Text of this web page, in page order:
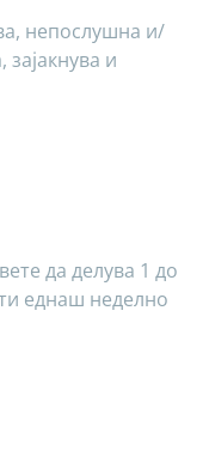
непослушна и/
и
да делува 1 до
еднаш неделно